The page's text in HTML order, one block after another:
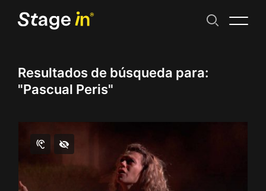
Resultados de búsqueda para:
"Pascual Peris"